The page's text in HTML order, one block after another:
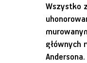
Wszystko
głównych